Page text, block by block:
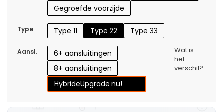
Gegroefde voorzijde
Type Type 11 Type 22 Type 33
Aansl.
6+ aansluitingen
8+ aansluitingen
HybrideUpgrade nu!
Wat is
het
verschil?